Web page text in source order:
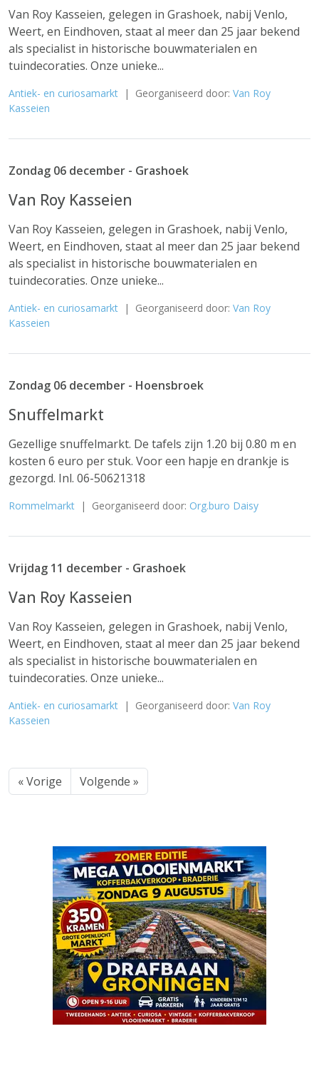
Van Roy Kasseien, gelegen in Grashoek, nabij Venlo,
Weert, en Eindhoven, staat al meer dan 25 jaar bekend
als specialist in historische bouwmaterialen en
tuindecoraties. Onze unieke...
Antiek- en curiosamarkt | Georganiseerd door: Van Roy
Kasseien
Zondag 06 december - Grashoek
Van Roy Kasseien
Van Roy Kasseien, gelegen in Grashoek, nabij Venlo,
Weert, en Eindhoven, staat al meer dan 25 jaar bekend
als specialist in historische bouwmaterialen en
tuindecoraties. Onze unieke...
Antiek- en curiosamarkt | Georganiseerd door: Van Roy
Kasseien
Zondag 06 december - Hoensbroek
Snuffelmarkt
Gezellige snuffelmarkt. De tafels zijn 1.20 bij 0.80 m en
kosten 6 euro per stuk. Voor een hapje en drankje is
gezorgd. Inl. 06-50621318
Rommelmarkt | Georganiseerd door: Org.buro Daisy
Vrijdag 11 december - Grashoek
Van Roy Kasseien
Van Roy Kasseien, gelegen in Grashoek, nabij Venlo,
Weert, en Eindhoven, staat al meer dan 25 jaar bekend
als specialist in historische bouwmaterialen en
tuindecoraties. Onze unieke...
Antiek- en curiosamarkt | Georganiseerd door: Van Roy
Kasseien
« Vorige Volgende »